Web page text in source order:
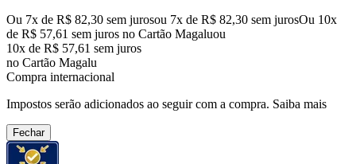
Ou 7x de R$ 82,30 sem jurosou 7x de R$ 82,30 sem jurosOu 10x
de R$ 57,61 sem juros no Cartão Magaluou
10x de R$ 57,61 sem juros
no Cartão Magalu
Compra internacional
Impostos serão adicionados ao seguir com a compra. Saiba mais
Fechar